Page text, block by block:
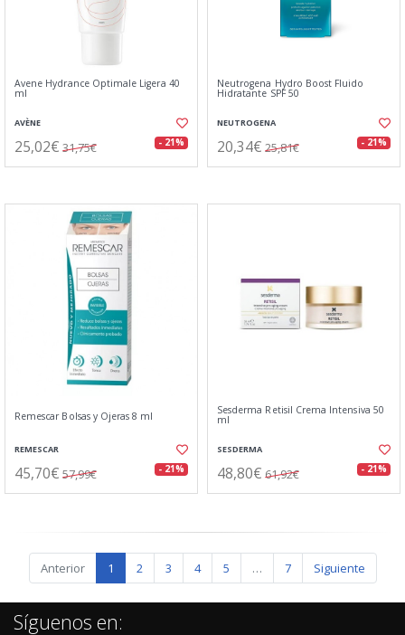
Avene Hydrance Optimale Ligera 40
ml
AVÈNE
25,02€ 31,75€ - 21%
Neutrogena Hydro Boost Fluido
Hidratante SPF 50
NEUTROGENA
20,34€ 25,81€ - 21%
Remescar Bolsas y Ojeras 8 ml
REMESCAR
45,70€ 57,99€ - 21%
Sesderma Retisil Crema Intensiva 50
ml
SESDERMA
48,80€ 61,92€ - 21%
Anterior 1 2 3 4 5 … 7 Siguiente
Síguenos en: